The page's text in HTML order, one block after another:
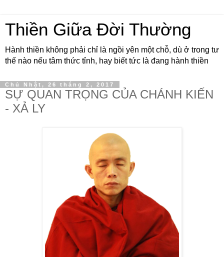
Thiền Giữa Đời Thường
Hành thiền không phải chỉ là ngồi yên một chỗ, dù ở trong tư
thế nào nếu tâm thức tỉnh, hay biết tức là đang hành thiền
Chủ Nhật, 26 tháng 2, 2017
SỰ QUAN TRỌNG CỦA CHÁNH KIẾN
- XẢ LY